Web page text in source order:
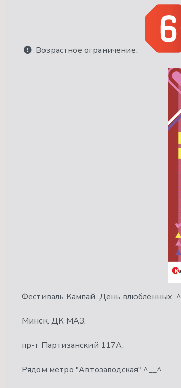
Возрастное ограничение:
Фестиваль Кампай. День влюблённых.
Минск. ДК МАЗ.
пр-т Партизанский 117А.
Рядом метро "Автозаводская" ^__^